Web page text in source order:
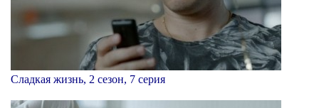
Сладкая жизнь, 2 сезон, 7 серия